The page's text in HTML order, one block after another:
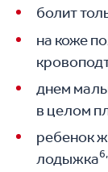
болит
на коже
днем
в целом
ребенок
лодыжка